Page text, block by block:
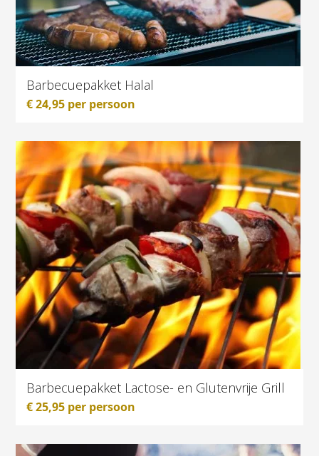
Barbecuepakket Halal
€24,95 per persoon
Barbecuepakket Lactose- en Glutenvrije Grill
€25,95 per persoon